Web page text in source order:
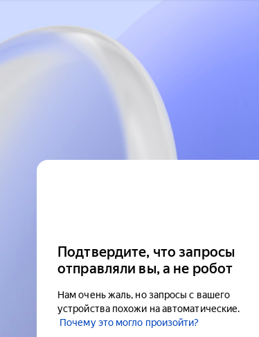
Подтвердите, что запросы
отправляли вы, а не робот
Нам очень жаль, но запросы с вашего
устройства похожи на автоматические.
Почему это могло произойти?